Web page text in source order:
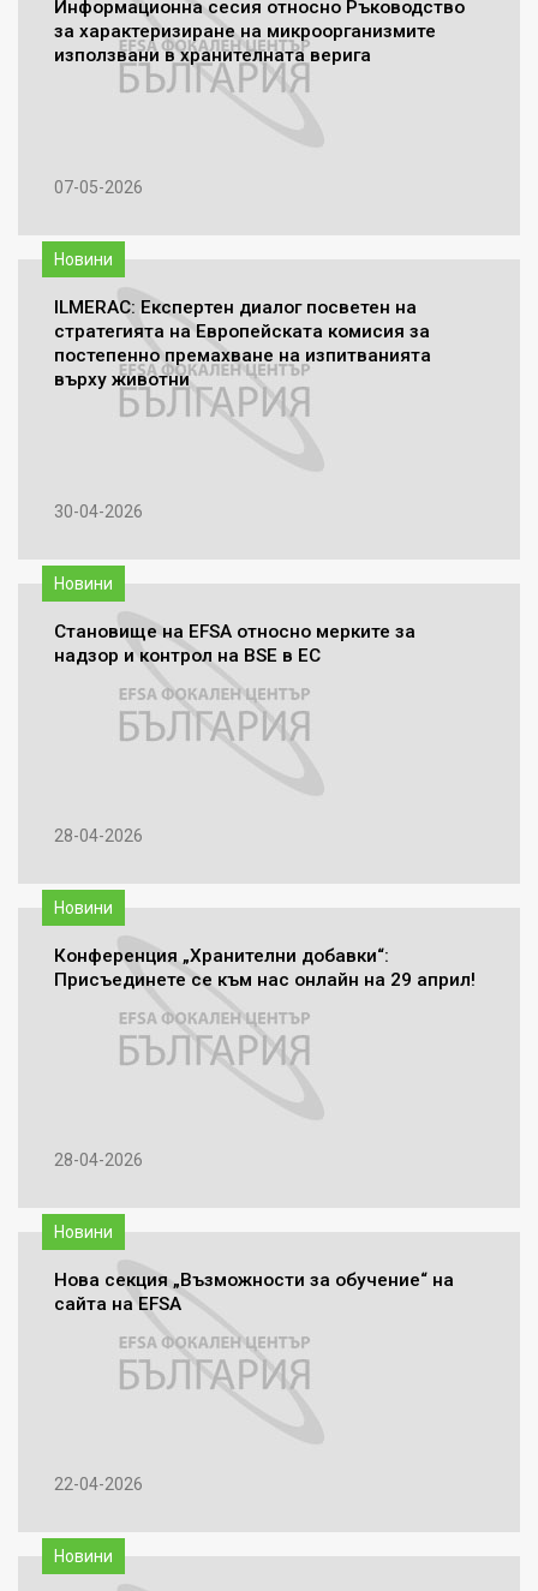
Информационна сесия относно Ръководство
за характеризиране на микроорганизмите
използвани в хранителната верига
07-05-2026
Новини
ILMERAC: Експертен диалог посветен на
стратегията на Европейската комисия за
постепенно премахване на изпитванията
върху животни
30-04-2026
Новини
Становище на EFSA относно мерките за
надзор и контрол на BSE в ЕС
28-04-2026
Новини
Конференция „Хранителни добавки“:
Присъединете се към нас онлайн на 29 април!
28-04-2026
Новини
Нова секция „Възможности за обучение“ на
сайта на EFSA
22-04-2026
Новини